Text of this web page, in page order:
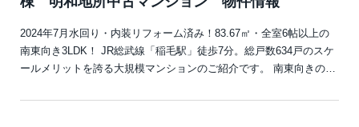
2024年7月水回り・内装リフォーム済み！83.67㎡・全室6帖以上の
南東向き3LDK！ JR総武線「稲毛駅」徒歩7分。総戸数634戸のスケ
ールメリットを誇る大規模マンションのご紹介です。 南東向きの…